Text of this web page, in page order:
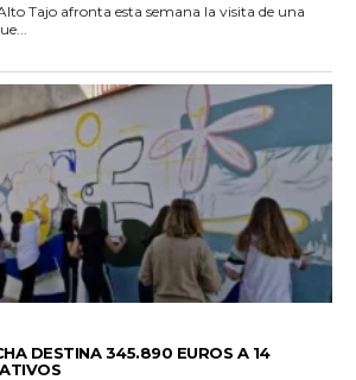
Tajo afronta esta semana la visita de una
DESTINA 345.890 EUROS A 14